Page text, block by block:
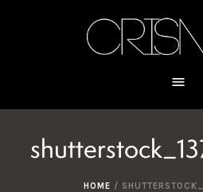
HOME /